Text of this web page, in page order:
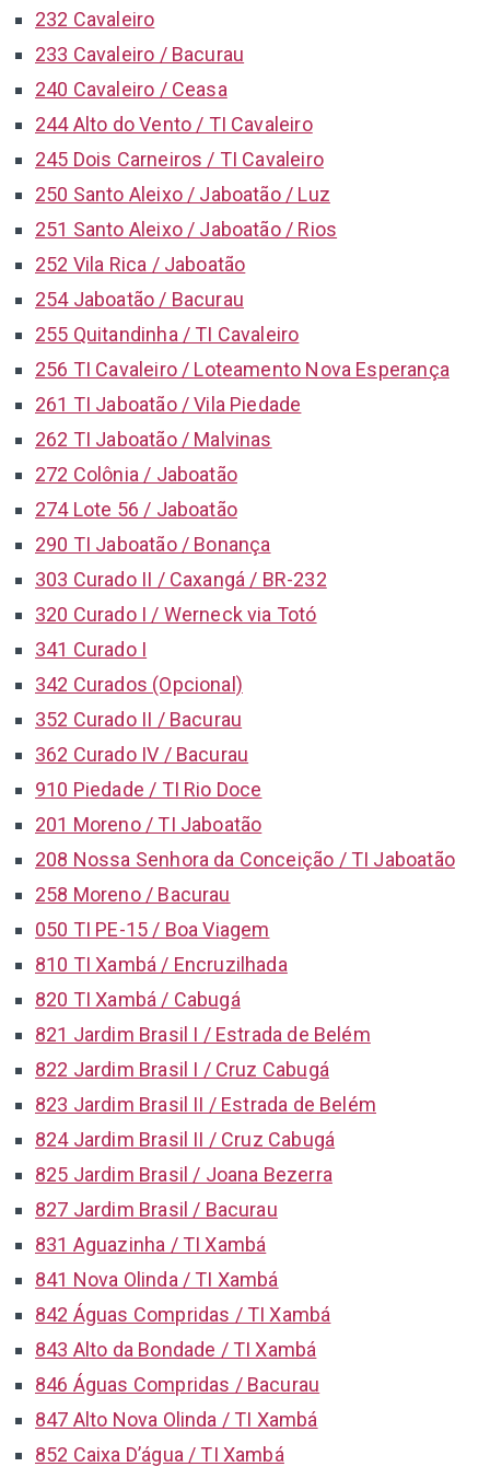
232 Cavaleiro
233 Cavaleiro / Bacurau
240 Cavaleiro / Ceasa
244 Alto do Vento / TI Cavaleiro
245 Dois Carneiros / TI Cavaleiro
250 Santo Aleixo / Jaboatão / Luz
251 Santo Aleixo / Jaboatão / Rios
252 Vila Rica / Jaboatão
254 Jaboatão / Bacurau
255 Quitandinha / TI Cavaleiro
256 TI Cavaleiro / Loteamento Nova Esperança
261 TI Jaboatão / Vila Piedade
262 TI Jaboatão / Malvinas
272 Colônia / Jaboatão
274 Lote 56 / Jaboatão
290 TI Jaboatão / Bonança
303 Curado II / Caxangá / BR-232
320 Curado I / Werneck via Totó
341 Curado I
342 Curados (Opcional)
352 Curado II / Bacurau
362 Curado IV / Bacurau
910 Piedade / TI Rio Doce
201 Moreno / TI Jaboatão
208 Nossa Senhora da Conceição / TI Jaboatão
258 Moreno / Bacurau
050 TI PE-15 / Boa Viagem
810 TI Xambá / Encruzilhada
820 TI Xambá / Cabugá
821 Jardim Brasil I / Estrada de Belém
822 Jardim Brasil I / Cruz Cabugá
823 Jardim Brasil II / Estrada de Belém
824 Jardim Brasil II / Cruz Cabugá
825 Jardim Brasil / Joana Bezerra
827 Jardim Brasil / Bacurau
831 Aguazinha / TI Xambá
841 Nova Olinda / TI Xambá
842 Águas Compridas / TI Xambá
843 Alto da Bondade / TI Xambá
846 Águas Compridas / Bacurau
847 Alto Nova Olinda / TI Xambá
852 Caixa D’água / TI Xambá